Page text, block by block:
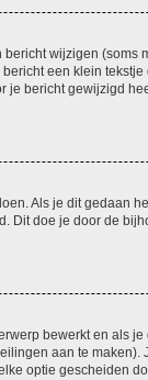
wijzigen
een klein
bericht gewijzigd
Als je dit gedaan
Dit doe je door de
bewerkt en als
aan te
optie gescheiden